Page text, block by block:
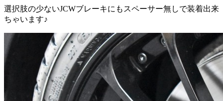
選択肢の少ないJCWブレーキにもスペーサー無しで装着出来
ちゃいます♪